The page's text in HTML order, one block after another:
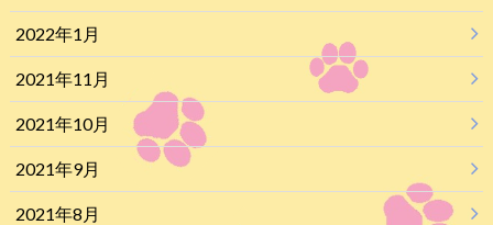
2022年1月
2021年11月
2021年10月
2021年9月
2021年8月